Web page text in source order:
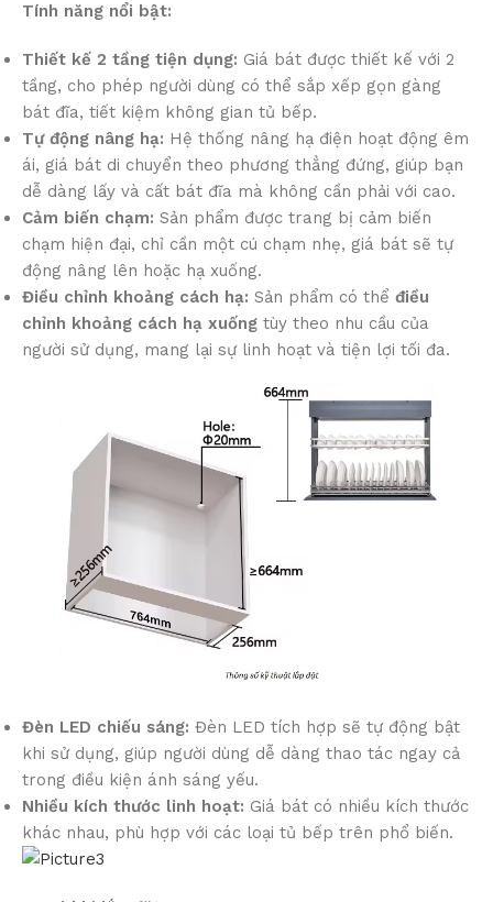
Tính năng nổi bật:
Thiết kế 2 tầng tiện dụng: Giá bát được thiết kế với 2
tầng, cho phép người dùng có thể sắp xếp gọn gàng
bát đĩa, tiết kiệm không gian tủ bếp.
Tự động nâng hạ: Hệ thống nâng hạ điện hoạt động êm
ái, giá bát di chuyển theo phương thẳng đứng, giúp bạn
dễ dàng lấy và cất bát đĩa mà không cần phải với cao.
Cảm biến chạm: Sản phẩm được trang bị cảm biến
chạm hiện đại, chỉ cần một cú chạm nhẹ, giá bát sẽ tự
động nâng lên hoặc hạ xuống.
Điều chỉnh khoảng cách hạ: Sản phẩm có thể điều
chỉnh khoảng cách hạ xuống tùy theo nhu cầu của
người sử dụng, mang lại sự linh hoạt và tiện lợi tối đa.
Đèn LED chiếu sáng: Đèn LED tích hợp sẽ tự động bật
khi sử dụng, giúp người dùng dễ dàng thao tác ngay cả
trong điều kiện ánh sáng yếu.
Nhiều kích thước linh hoạt: Giá bát có nhiều kích thước
khác nhau, phù hợp với các loại tủ bếp trên phổ biến.